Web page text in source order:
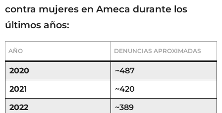
contra mujeres en Ameca durante los
últimos años:
AÑO DENUNCIAS APROXIMADAS
2020
~487
2021
~420
2022
~389